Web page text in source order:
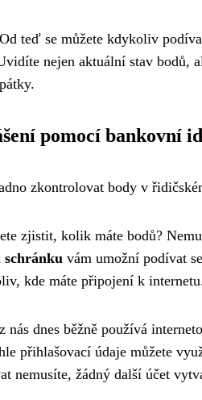
teď se můžete kdykoliv
nejen aktuální stav bodů,
pomocí bankovní
zkontrolovat body v
zjistit, kolik máte bodů?
schránku vám umožní podívat
kde máte připojení k
nás dnes běžně používá
přihlašovací údaje můžete
nemusíte, žádný další účet